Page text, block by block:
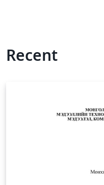
Recent